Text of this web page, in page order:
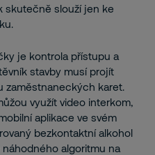
skutečně slouží jen ke
je kontrola přístupu a
stavby musí projít
zaměstnaneckých karet.
využít video interkom,
aplikace ve svém
bezkontaktní alkohol
algoritmu na